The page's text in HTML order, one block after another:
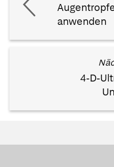
anwenden
4-D-